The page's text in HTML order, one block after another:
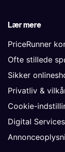
Lær mere
PriceRunner
Ofte stillede
Sikker
Privatliv &
Cookie-
Digital